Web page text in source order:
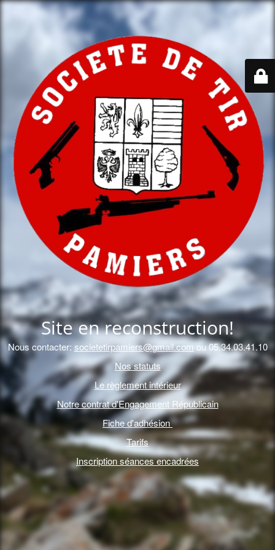
Site en reconstruction!
Nous contacter: societetirpamiers@gmail.com ou 05.34.03.41.10
Nos statuts
Le règlement intérieur
Notre contrat d'Engagement Républicain
Fiche d'adhésion
Tarifs
Inscription séances encadrées